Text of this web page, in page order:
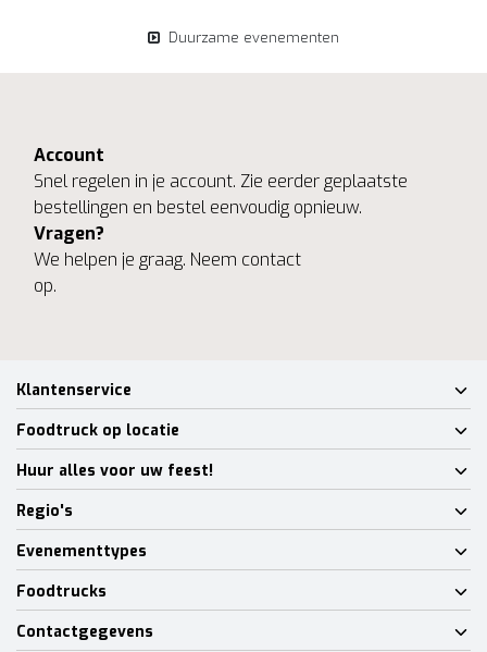
Duurzame evenementen
Account
Snel regelen in je account. Zie eerder geplaatste
bestellingen en bestel eenvoudig opnieuw.
Vragen?
We helpen je graag. Neem contact
op.
Klantenservice
Foodtruck op locatie
Huur alles voor uw feest!
Regio's
Evenementtypes
Foodtrucks
Contactgegevens